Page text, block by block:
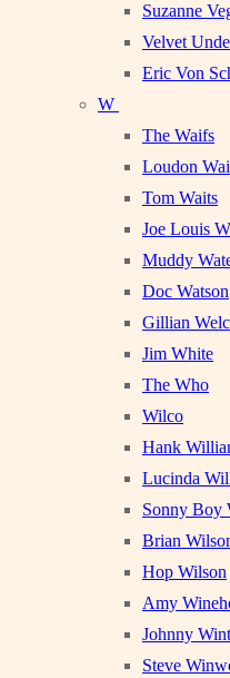
Suzanne
Velvet
Eric Von
W
The Waifs
Loudon
Tom Waits
Joe Louis
Muddy
Doc Watson
Gillian
Jim White
The Who
Wilco
Hank
Lucinda
Sonny Boy
Brian
Hop Wilson
Amy
Johnny
Steve